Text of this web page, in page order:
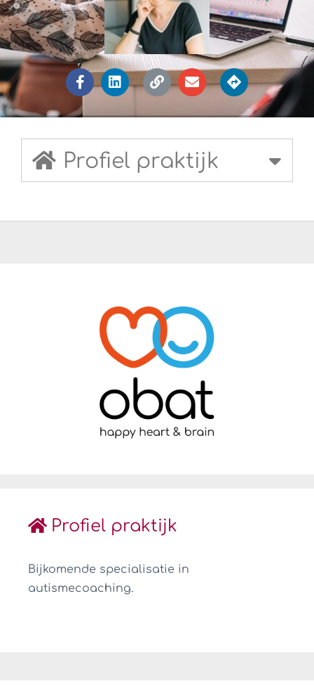
Profiel praktijk
Profiel praktijk
Bijkomende specialisatie in
autismecoaching.